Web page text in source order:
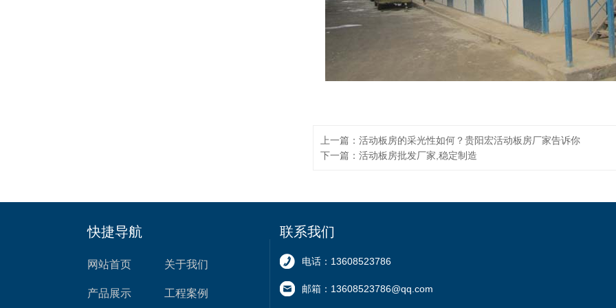
上一篇：活动板房的采光性如何？贵阳宏活动板房厂家告诉你
下一篇：活动板房批发厂家,稳定制造
快捷导航
网站首页 关于我们
产品展示 工程案例
联系我们
电话：13608523786
邮箱：13608523786@qq.com